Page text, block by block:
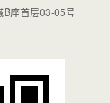
B座首层03-05号